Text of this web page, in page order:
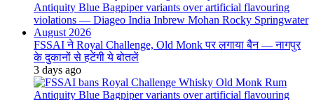
FSSAI ने Royal Challenge, Old Monk पर लगाया बैन — नागपुर
के दुकानों से हटेंगी ये बोतलें
3 days ago